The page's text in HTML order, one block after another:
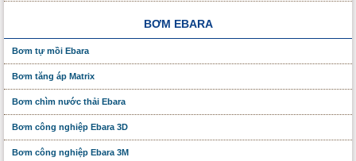
BƠM EBARA
Bơm tự mồi Ebara
Bơm tăng áp Matrix
Bơm chìm nước thải Ebara
Bơm công nghiệp Ebara 3D
Bơm công nghiệp Ebara 3M